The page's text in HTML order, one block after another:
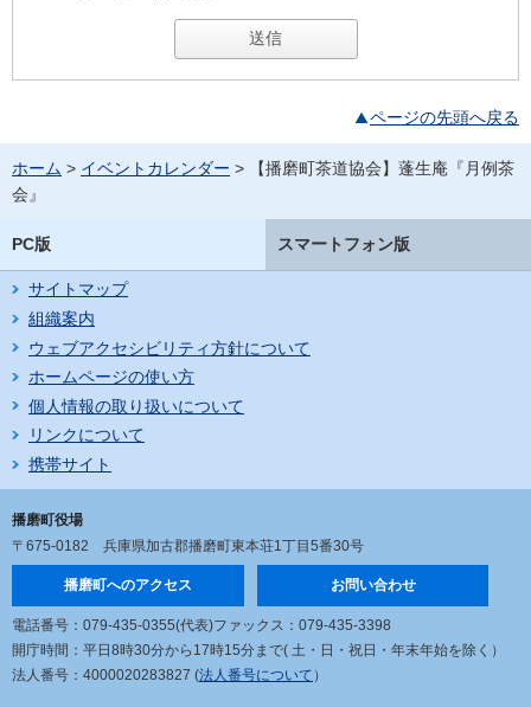
ページの先頭へ戻る
ホーム > イベントカレンダー > 【播磨町茶道協会】蓬生庵『月例茶
会』
PC版 スマートフォン版
サイトマップ
組織案内
ウェブアクセシビリティ方針について
ホームページの使い方
個人情報の取り扱いについて
リンクについて
携帯サイト
播磨町役場
〒675-0182 兵庫県加古郡播磨町東本荘1丁目5番30号
播磨町へのアクセス お問い合わせ
電話番号：079-435-0355(代表)ファックス：079-435-3398
開庁時間：平日8時30分から17時15分まで( 土・日・祝日・年末年始を除く）
法人番号：4000020283827 (法人番号について ）